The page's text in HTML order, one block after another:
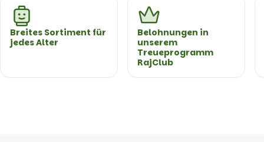
Breites Sortiment für
jedes Alter
Belohnungen in
unserem
Treueprogramm
RajClub